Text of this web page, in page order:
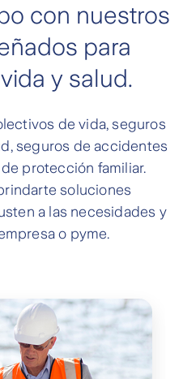
con nuestros
para
y salud.
de vida, seguros
seguros de accidentes
protección familiar.
soluciones
a las necesidades y
o pyme.